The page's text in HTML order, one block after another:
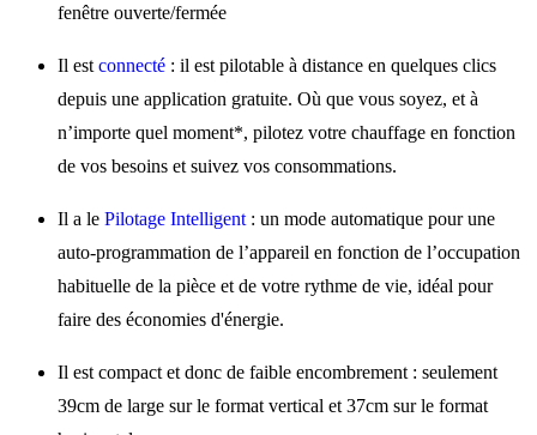
fenêtre ouverte/fermée
Il est connecté : il est pilotable à distance en quelques clics
depuis une application gratuite. Où que vous soyez, et à
n’importe quel moment*, pilotez votre chauffage en fonction
de vos besoins et suivez vos consommations.
Il a le Pilotage Intelligent : un mode automatique pour une
auto-programmation de l’appareil en fonction de l’occupation
habituelle de la pièce et de votre rythme de vie, idéal pour
faire des économies d'énergie.
Il est compact et donc de faible encombrement : seulement
39cm de large sur le format vertical et 37cm sur le format